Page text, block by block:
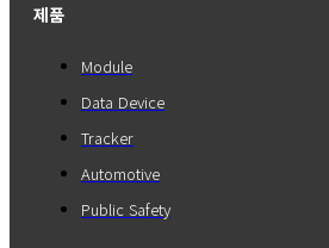
제품
Module
Data Device
Tracker
Automotive
Public Safety